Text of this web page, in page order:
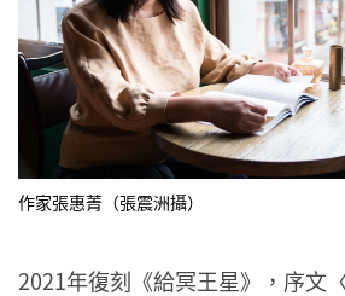
作家張惠菁（張震洲攝）
2021年復刻《給冥王星》，序文